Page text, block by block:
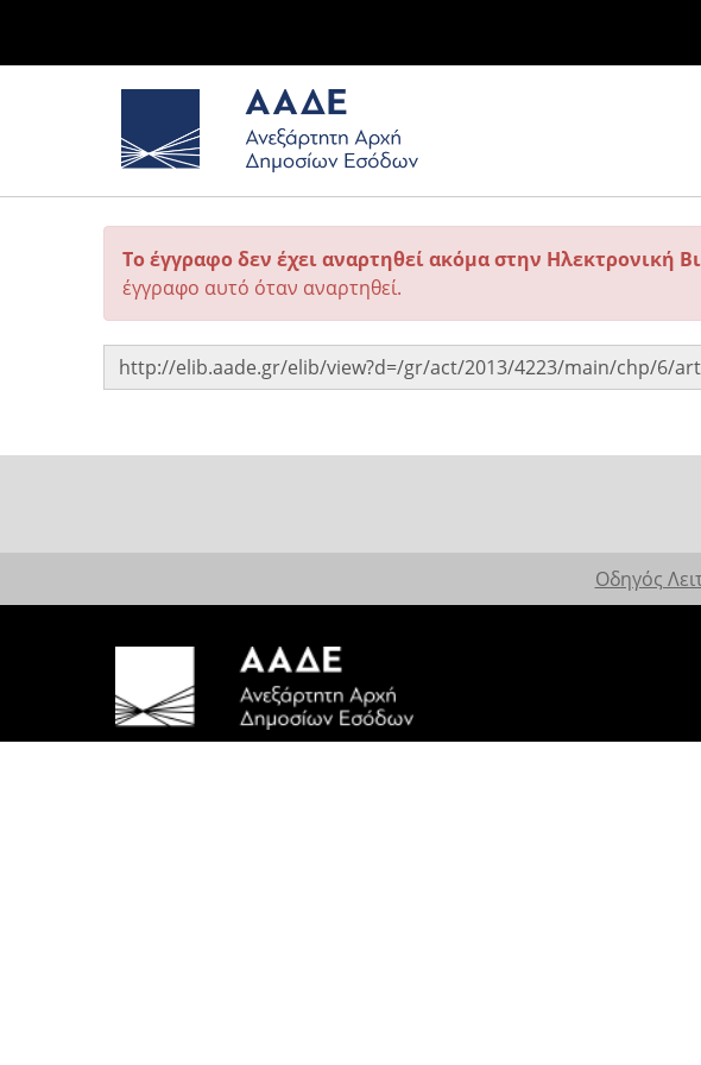
Το έγγραφο δεν έχει αναρτηθεί ακόμα στην Ηλεκτρονική
έγγραφο αυτό όταν αναρτηθεί.
Οδηγός